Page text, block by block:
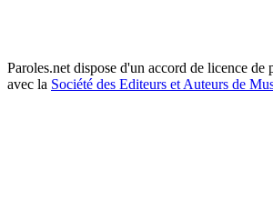
Paroles.net dispose d'un accord de licence de
avec la Société des Editeurs et Auteurs de